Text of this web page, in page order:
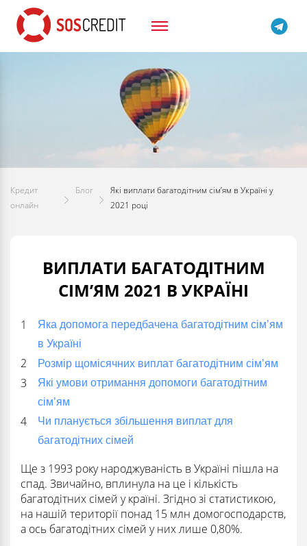
Кредит
онлайн
Блог
Які виплати багатодітним сім’ям в Україні у
2021 році
ВИПЛАТИ БАГАТОДІТНИМ
СІМ’ЯМ 2021 В УКРАЇНІ
Яка допомога передбачена багатодітним сім’ям
в Україні
Розмір щомісячних виплат багатодітним сім’ям
Які умови отримання допомоги багатодітним
сім’ям
Чи планується збільшення виплат для
багатодітних сімей
Ще з 1993 року народжуваність в Україні пішла на
спад. Звичайно, вплинула на це і кількість
багатодітних сімей у країні. Згідно зі статистикою,
на нашій території понад 15 млн домогосподарств,
а ось багатодітних сімей у них лише 0,80%.